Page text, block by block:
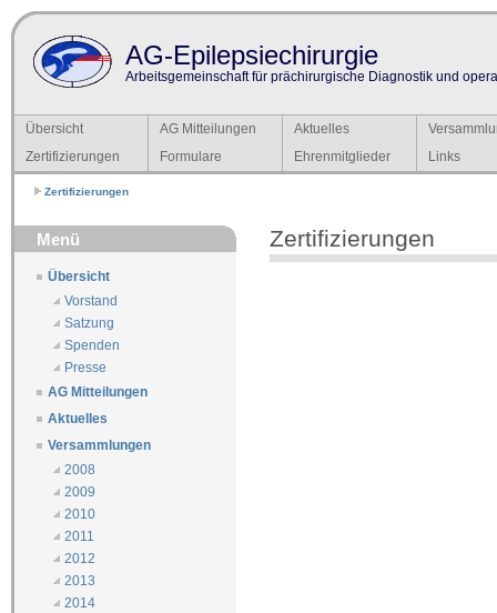
AG-Epilepsiechirurgie
Arbeitsgemeinschaft für prächirurgische Diagnostik und
Übersicht AG Mitteilungen Aktuelles
Zertifizierungen
Formulare Ehrenmitglieder Links
Zertifizierungen
Menü
Übersicht
Vorstand
Satzung
Spenden
Presse
AG Mitteilungen
Aktuelles
Versammlungen
2008
2009
2010
2011
2012
2013
2014
Zertifizierungen